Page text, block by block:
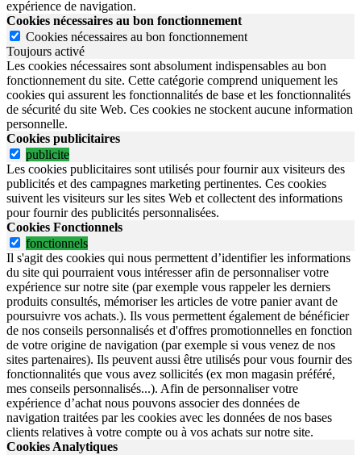
expérience de navigation.
Cookies nécessaires au bon fonctionnement
Cookies nécessaires au bon fonctionnement
Toujours activé
Les cookies nécessaires sont absolument indispensables au bon
fonctionnement du site. Cette catégorie comprend uniquement les
cookies qui assurent les fonctionnalités de base et les fonctionnalités
de sécurité du site Web. Ces cookies ne stockent aucune information
personnelle.
Cookies publicitaires
publicite
Les cookies publicitaires sont utilisés pour fournir aux visiteurs des
publicités et des campagnes marketing pertinentes. Ces cookies
suivent les visiteurs sur les sites Web et collectent des informations
pour fournir des publicités personnalisées.
Cookies Fonctionnels
fonctionnels
Il s'agit des cookies qui nous permettent d’identifier les informations
du site qui pourraient vous intéresser afin de personnaliser votre
expérience sur notre site (par exemple vous rappeler les derniers
produits consultés, mémoriser les articles de votre panier avant de
poursuivre vos achats.). Ils vous permettent également de bénéficier
de nos conseils personnalisés et d'offres promotionnelles en fonction
de votre origine de navigation (par exemple si vous venez de nos
sites partenaires). Ils peuvent aussi être utilisés pour vous fournir des
fonctionnalités que vous avez sollicités (ex mon magasin préféré,
mes conseils personnalisés...). Afin de personnaliser votre
expérience d’achat nous pouvons associer des données de
navigation traitées par les cookies avec les données de nos bases
clients relatives à votre compte ou à vos achats sur notre site.
Cookies Analytiques